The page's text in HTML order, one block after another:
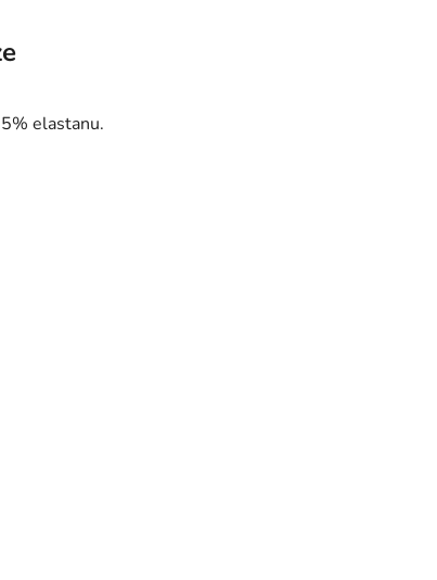
elastanu.